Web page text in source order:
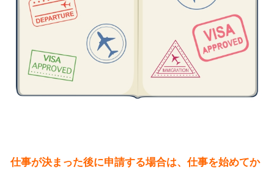
仕事が決まった後に申請する場合は、仕事を始めてか